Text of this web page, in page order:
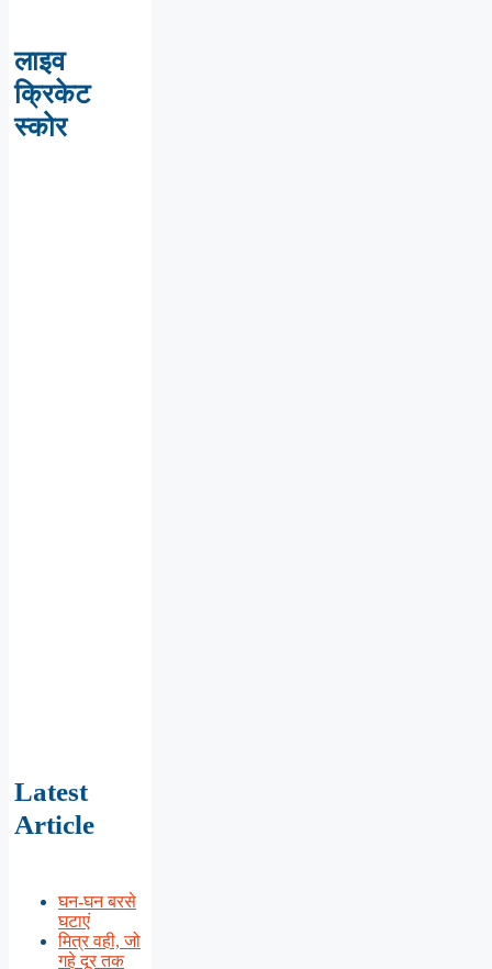
लाइव
क्रिकेट
स्कोर
Latest
Article
घन-घन बरसे
घटाएं
मित्र वही, जो
गहे दूर तक